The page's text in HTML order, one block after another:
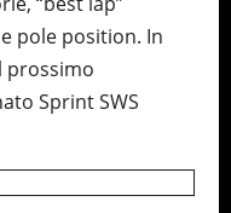
pole position. In
prossimo
Sprint SWS